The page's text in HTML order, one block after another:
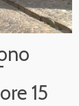
15